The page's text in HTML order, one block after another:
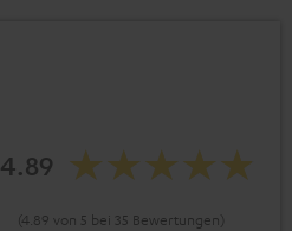
4.89
(4.89 von 5 bei 35 Bewertungen)